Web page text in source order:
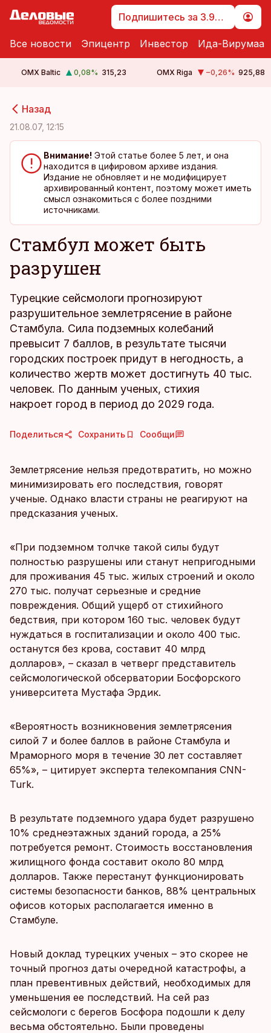
Подпишитесь за 3.99 €
Все новости Эпицентр Инвестор Ида-Вирумаа
OMX Baltic 0,08% 315,23 OMX Riga −0,26% 925,88
Назад
21.08.07, 12:15
Внимание! Этой статье более 5 лет, и она
находится в цифировом архиве издания.
Издание не обновляет и не модифицирует
архивированный контент, поэтому может иметь
смысл ознакомиться с более поздними
источниками.
Стамбул может быть
разрушен
Турецкие сейсмологи прогнозируют
разрушительное землетрясение в районе
Стамбула. Сила подземных колебаний
превысит 7 баллов, в результате тысячи
городских построек придут в негодность, а
количество жертв может достигнуть 40 тыс.
человек. По данным ученых, стихия
накроет город в период до 2029 года.
Поделиться Сохранить Сообщи
Землетрясение нельзя предотвратить, но можно
минимизировать его последствия, говорят
ученые. Однако власти страны не реагируют на
предсказания ученых.
«При подземном толчке такой силы будут
полностью разрушены или станут непригодными
для проживания 45 тыс. жилых строений и около
270 тыс. получат серьезные и средние
повреждения. Общий ущерб от стихийного
бедствия, при котором 160 тыс. человек будут
нуждаться в госпитализации и около 400 тыс.
останутся без крова, составит 40 млрд
долларов», – сказал в четверг представитель
сейсмологической обсерватории Босфорского
университета Мустафа Эрдик.
«Вероятность возникновения землетрясения
силой 7 и более баллов в районе Стамбула и
Мраморного моря в течение 30 лет составляет
65%», – цитирует эксперта телекомпания CNN-
Turk.
В результате подземного удара будет разрушено
10% среднеэтажных зданий города, а 25%
потребуется ремонт. Стоимость восстановления
жилищного фонда составит около 80 млрд
долларов. Также перестанут функционировать
системы безопасности банков, 88% центральных
офисов которых располагается именно в
Стамбуле.
Новый доклад турецких ученых – это скорее не
точный прогноз даты очередной катастрофы, а
план превентивных действий, необходимых для
уменьшения ее последствий. На сей раз
сейсмологи с берегов Босфора подошли к делу
весьма обстоятельно. Были проведены